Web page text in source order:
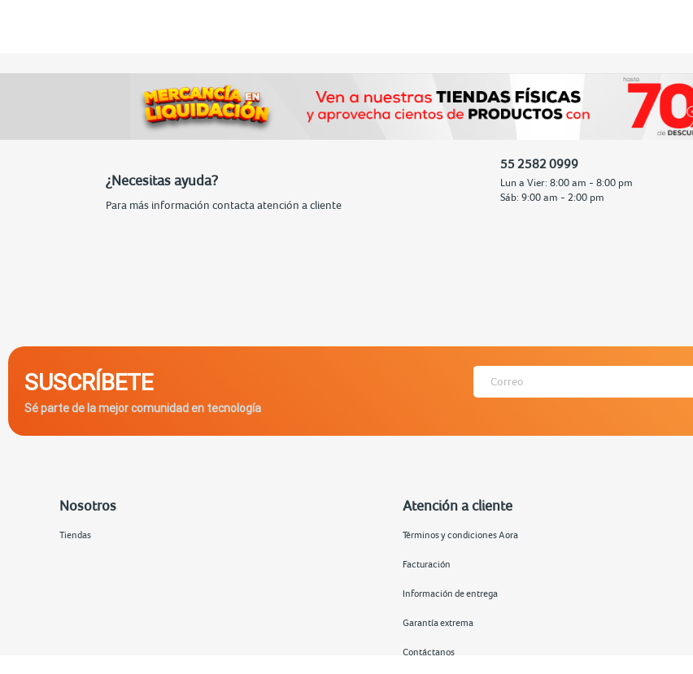
¿Necesitas ayuda?
Para más información contacta atención a cliente
55 2582 0999
Lun a Vier: 8:00 am - 8:00 pm
Sáb: 9:00 am - 2:00 pm
SUSCRÍBETE
Sé parte de la mejor comunidad en tecnología
Nosotros
Tiendas
Atención a cliente
Términos y condiciones Aora
Facturación
Información de entrega
Garantía extrema
Contáctanos